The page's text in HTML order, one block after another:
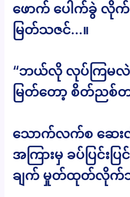
ဖောက် ပေါက်ခွဲ လို
မြတ်သဇင်…။
“ဘယ်လို လုပ်ကြမလဲ
မြတ်တော့ စိတ်ညစ်တ
သောက်လက်စ ဆေးလိပ်
အကြားမှ ခပ်ပြင်းပ
ချက် မှုတ်ထုတ်လိုက်